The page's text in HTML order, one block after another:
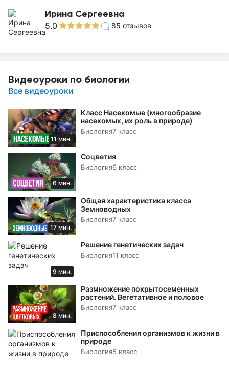
Ирина Сергеевна
5.0 85 отзывов
Видеоуроки по биологии
Все видеоуроки
11 мин.
Класс Насекомые (многообразие
насекомых, их роль в природе)
Биология7 класс
6 мин.
Соцветия
Биология6 класс
17 мин.
Общая характеристика класса
Земноводных
Биология7 класс
9 мин.
Решение генетических задач
Биология11 класс
8 мин.
Размножение покрытосеменных
растений. Вегетативное и половое
Биология7 класс
Приспособления организмов к жизни в
природе
Биология5 класс